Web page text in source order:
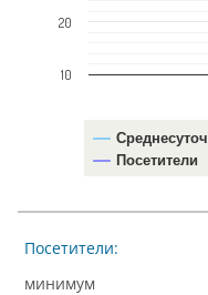
Посетители
10
20
Посетители: